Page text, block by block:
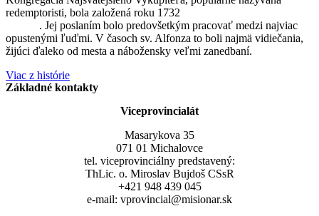
redemptoristi, bola založená roku 1732
. Jej poslaním bolo predovšetkým pracovať medzi najviac
opustenými ľuďmi. V časoch sv. Alfonza to boli najmä vidiečania,
žijúci ďaleko od mesta a nábožensky veľmi zanedbaní.
Viac z histórie
Základné kontakty
Viceprovincialát
Masarykova 35
071 01 Michalovce
tel. viceprovinciálny predstavený:
ThLic. o. Miroslav Bujdoš CSsR
+421 948 439 045
e-mail: vprovincial@misionar.sk